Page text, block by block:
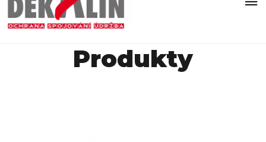
Produkty